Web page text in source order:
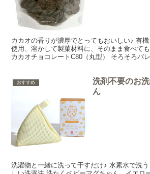
カカオの香りが濃厚でとってもおいしい♪ 有
使用、溶かして製菓材料に、そのまま食べて
カカオチョコレートC80（丸型） そろそろバ
おすすめ
洗剤不要のお
ん
洗濯物と一緒に洗って干すだけ♪ 水素水で洗